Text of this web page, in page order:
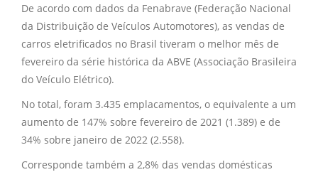
De acordo com dados da Fenabrave (Federação Nacional
da Distribuição de Veículos Automotores), as vendas de
carros eletrificados no Brasil tiveram o melhor mês de
fevereiro da série histórica da ABVE (Associação Brasileira
do Veículo Elétrico).
No total, foram 3.435 emplacamentos, o equivalente a um
aumento de 147% sobre fevereiro de 2021 (1.389) e de
34% sobre janeiro de 2022 (2.558).
Corresponde também a 2,8% das vendas domésticas